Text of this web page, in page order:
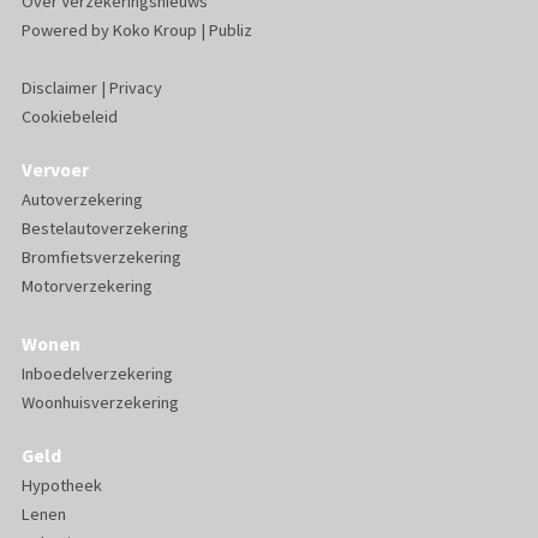
Powered byKoko Kroup | Publiz
Disclaimer| Privacy
Cookiebeleid
Vervoer
Autoverzekering
Bestelautoverzekering
Bromfietsverzekering
Motorverzekering
Wonen
Inboedelverzekering
Woonhuisverzekering
Geld
Hypotheek
Lenen